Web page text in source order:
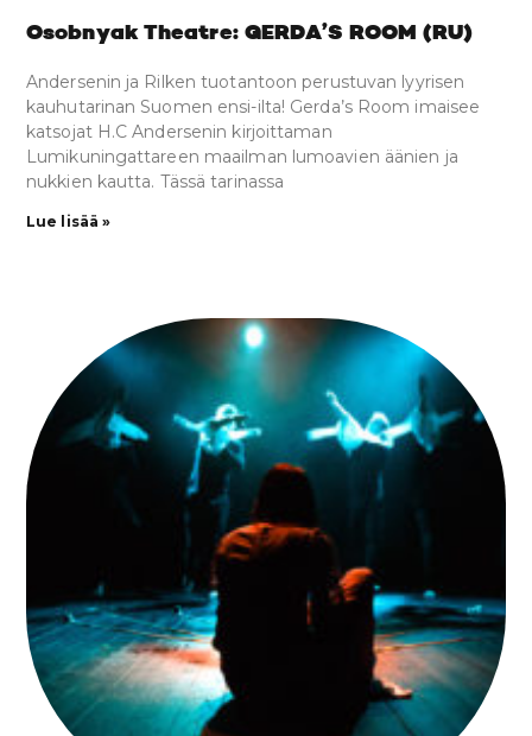
Osobnyak Theatre: GERDA’S ROOM (RU)
Andersenin ja Rilken tuotantoon perustuvan lyyrisen
kauhutarinan Suomen ensi-ilta! Gerda’s Room imaisee
katsojat H.C Andersenin kirjoittaman
Lumikuningattareen maailman lumoavien äänien ja
nukkien kautta. Tässä tarinassa
Lue lisää »